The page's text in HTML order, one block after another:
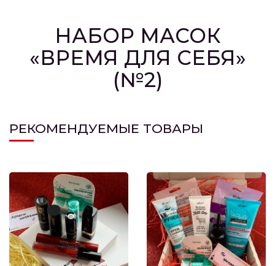
НАБОР МАСОК
«ВРЕМЯ ДЛЯ СЕБЯ»
(№2)
РЕКОМЕНДУЕМЫЕ ТОВАРЫ